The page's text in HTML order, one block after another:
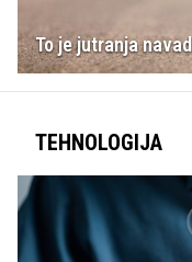
To je jutranja
TEHNOLOGIJA